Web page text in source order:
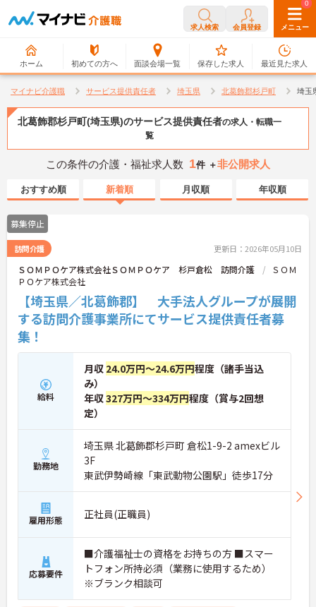
求人検索 会員登録 メニュー
ホーム 初めての方へ 面談会場一覧
0
保存した求人
0
最近見た求人
マイナビ介護職 サービス提供責任者 埼玉県 北葛飾郡杉戸町 埼玉
北葛飾郡杉戸町(埼玉県)のサービス提供責任者の求人・転職一
覧
この条件の介護・福祉求人数 1件 ＋非公開求人
おすすめ順 新着順 月収順 年収順
募集停止
訪問介護 更新日：2026年05月10日
ＳＯＭＰＯケア株式会社ＳＯＭＰＯケア 杉戸倉松 訪問介護
ＳＯＭ
ＰＯケア株式会社
【埼玉県／北葛飾郡】 大手法人グループが展開
する訪問介護事業所にてサービス提供責任者募
集！
給料
月収 24.0万円～24.6万円程度（諸手当込
み）
年収327万円～334万円程度（賞与2回想
定）
勤務地
埼玉県 北葛飾郡杉戸町 倉松1-9-2 amexビル
3F
東武伊勢崎線「東武動物公園駅」徒歩17分
雇用形態 正社員(正職員)
応募要件
■介護福祉士の資格をお持ちの方 ■スマー
トフォン所持必須（業務に使用するため）
※ブランク相談可